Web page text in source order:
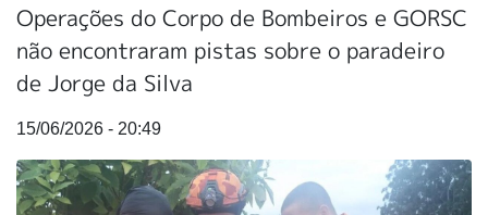
Operações do Corpo de Bombeiros e GORSC
não encontraram pistas sobre o paradeiro
de Jorge da Silva
15/06/2026 - 20:49